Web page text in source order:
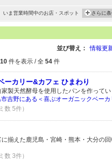
いま営業時間中のお店・スポット さらに
並び替え： 情報更
件を表示 / 全 54 件
ーカリー&カフェ ひまわり
製天然酵母を使用したパンを作って
吉野にある＜喜ぶオーガニックベー
数 5件）
揃えた鹿児島・宮崎・熊本・大分の
数 3件）